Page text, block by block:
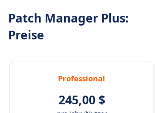
Patch Manager Plus:
Preise
Professional
245,00 $